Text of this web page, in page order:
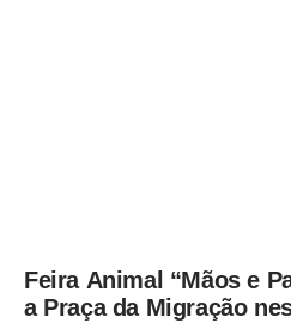
Feira Animal “Mãos e
a Praça da Migração